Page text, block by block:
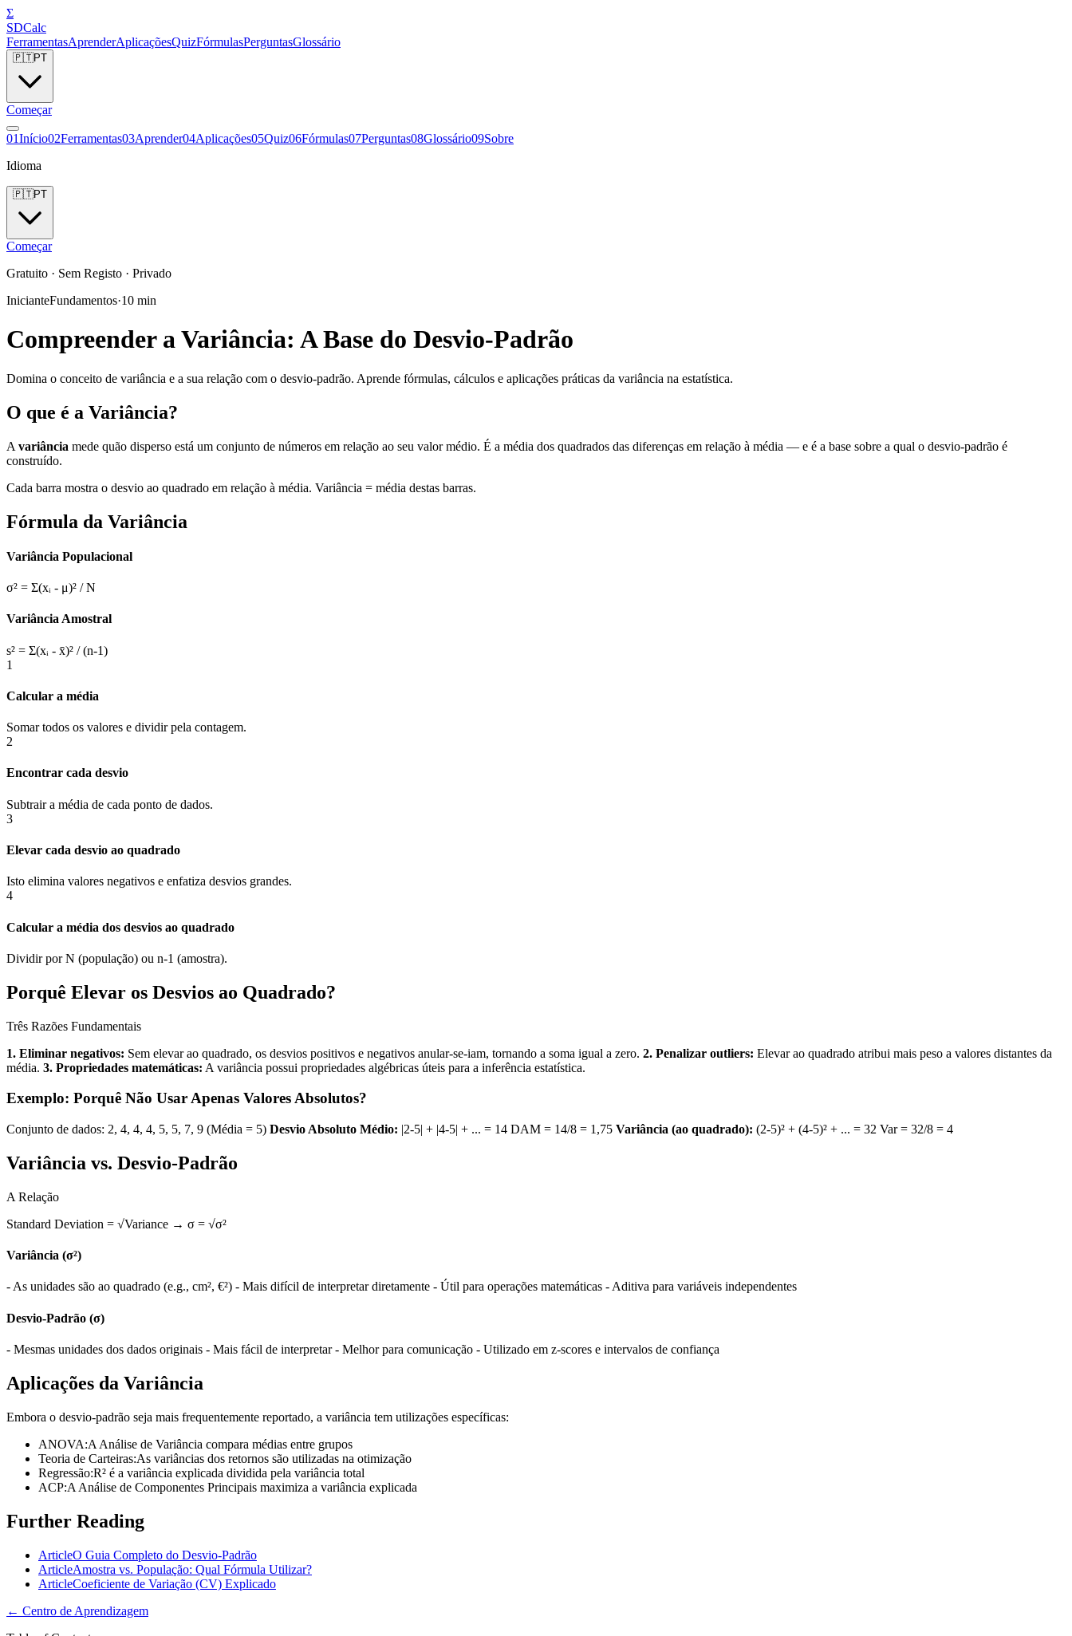
Σ
SDCalc
FerramentasAprenderAplicaçõesQuizFórmulasPerguntasGlossário
🇵🇹PT
Começar
01Início02Ferramentas03Aprender04Aplicações05Quiz06Fórmulas07Perguntas08Glossário09Sobre
Idioma
🇵🇹PT
Começar
Gratuito · Sem Registo · Privado
InicianteFundamentos·10 min
Compreender a Variância: A Base do Desvio-Padrão
Domina o conceito de variância e a sua relação com o desvio-padrão. Aprende fórmulas, cálculos e aplicações práticas da variância na estatística.
O que é a Variância?
A variância mede quão disperso está um conjunto de números em relação ao seu valor médio. É a média dos quadrados das diferenças em relação à média — e é a base sobre a qual o desvio-padrão é
construído.
Cada barra mostra o desvio ao quadrado em relação à média. Variância = média destas barras.
Fórmula da Variância
Variância Populacional
σ² = Σ(xᵢ - μ)² / N
Variância Amostral
s² = Σ(xᵢ - x̄)² / (n-1)
1
Calcular a média
Somar todos os valores e dividir pela contagem.
2
Encontrar cada desvio
Subtrair a média de cada ponto de dados.
3
Elevar cada desvio ao quadrado
Isto elimina valores negativos e enfatiza desvios grandes.
4
Calcular a média dos desvios ao quadrado
Dividir por N (população) ou n-1 (amostra).
Porquê Elevar os Desvios ao Quadrado?
Três Razões Fundamentais
1. Eliminar negativos: Sem elevar ao quadrado, os desvios positivos e negativos anular-se-iam, tornando a soma igual a zero. 2. Penalizar outliers: Elevar ao quadrado atribui mais peso a valores distantes da
média. 3. Propriedades matemáticas: A variância possui propriedades algébricas úteis para a inferência estatística.
Exemplo: Porquê Não Usar Apenas Valores Absolutos?
Conjunto de dados: 2, 4, 4, 4, 5, 5, 7, 9 (Média = 5) Desvio Absoluto Médio: |2-5| + |4-5| + ... = 14 DAM = 14/8 = 1,75 Variância (ao quadrado): (2-5)² + (4-5)² + ... = 32 Var = 32/8 = 4
Variância vs. Desvio-Padrão
A Relação
Standard Deviation = √Variance → σ = √σ²
Variância (σ²)
- As unidades são ao quadrado (e.g., cm², €²) - Mais difícil de interpretar diretamente - Útil para operações matemáticas - Aditiva para variáveis independentes
Desvio-Padrão (σ)
- Mesmas unidades dos dados originais - Mais fácil de interpretar - Melhor para comunicação - Utilizado em z-scores e intervalos de confiança
Aplicações da Variância
Embora o desvio-padrão seja mais frequentemente reportado, a variância tem utilizações específicas:
ANOVA:A Análise de Variância compara médias entre grupos
Teoria de Carteiras:As variâncias dos retornos são utilizadas na otimização
Regressão:R² é a variância explicada dividida pela variância total
ACP:A Análise de Componentes Principais maximiza a variância explicada
Further Reading
ArticleO Guia Completo do Desvio-Padrão
ArticleAmostra vs. População: Qual Fórmula Utilizar?
ArticleCoeficiente de Variação (CV) Explicado
← Centro de Aprendizagem